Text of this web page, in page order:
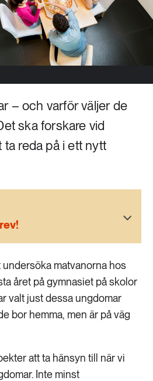
– och varför väljer de
ska forskare vid
reda på i ett nytt
undersöka matvanorna hos
året på gymnasiet på skolor
valt just dessa ungdomar
bor hemma, men är på väg
att ta hänsyn till när vi
Inte minst